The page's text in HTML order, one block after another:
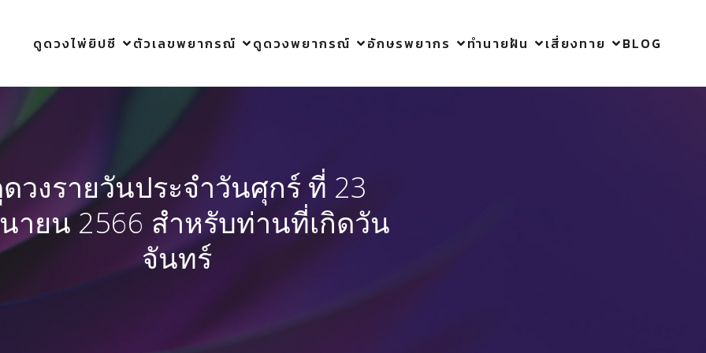
ดูดวงไพ่ยิปซี ตัวเลขพยากรณ์ ดูดวงพยากรณ์ อักษรพยากร ทำนายฝัน เสี่ยงทาย BLOG
วงรายวันประจำวันศุกร์ ที่ 23
ายน 2566 สำหรับท่านที่เกิดวัน
จันทร์